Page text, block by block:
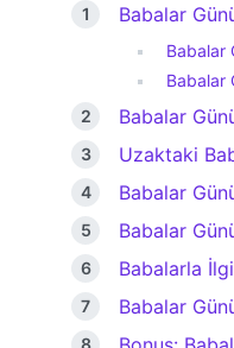
Babalar
Babalar
Babalar
Babalar
Uzaktaki
Babalar
Babalar
Babalarla
Babalar